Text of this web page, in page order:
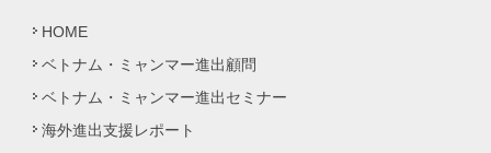
HOME
ベトナム・ミャンマー進出顧問
ベトナム・ミャンマー進出セミナー
海外進出支援レポート